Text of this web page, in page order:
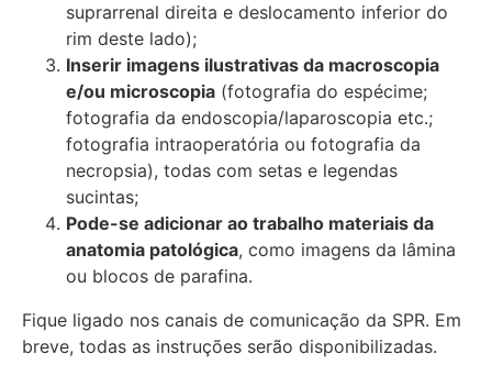
suprarrenal direita e deslocamento inferior do
rim deste lado);
Inserir imagens ilustrativas da macroscopia
e/ou microscopia (fotografia do espécime;
fotografia da endoscopia/laparoscopia etc.;
fotografia intraoperatória ou fotografia da
necropsia), todas com setas e legendas
sucintas;
Pode-se adicionar ao trabalho materiais da
anatomia patológica, como imagens da lâmina
ou blocos de parafina.
Fique ligado nos canais de comunicação da SPR. Em
breve, todas as instruções serão disponibilizadas.